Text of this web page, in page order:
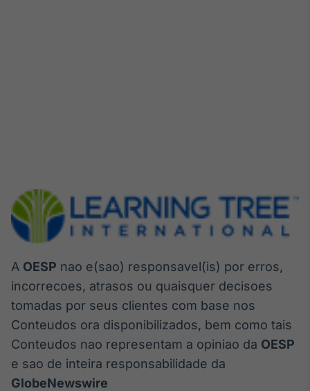
A OESP nao e(sao) responsavel(is) por erros,
incorrecoes, atrasos ou quaisquer decisoes
tomadas por seus clientes com base nos
Conteudos ora disponibilizados, bem como tais
Conteudos nao representam a opiniao da OESP
e sao de inteira responsabilidade da
GlobeNewswire